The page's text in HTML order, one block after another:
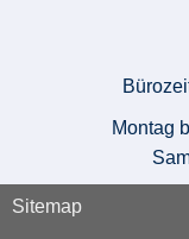
Montag
Sitemap